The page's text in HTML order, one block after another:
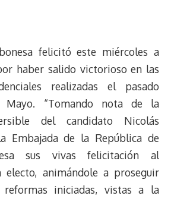
felicitó este miércoles a
haber salido victorioso en las
realizadas el pasado
“Tomando nota de la
del candidato Nicolás
Embajada de la República de
sus vivas felicitación al
electo, animándole a proseguir
iniciadas, vistas a la